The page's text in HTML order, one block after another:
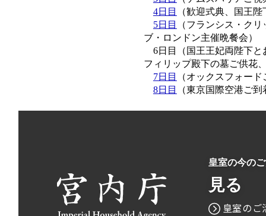
4日目
（歓迎式典、国王
5日目
（フランシス・ク
ブ・ロンドン主催晩餐会）
6日目（国王王妃両陛下
フィリップ殿下の墓ご供花
7日目
（オックスフォー
8日目
（東京国際空港ご到
皇室の今の
見る
皇室の